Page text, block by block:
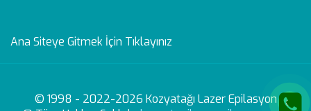
Ana Siteye Gitmek İçin Tıklayınız
© 1998 - 2022-2026 Kozyatağı Lazer Epilasyon